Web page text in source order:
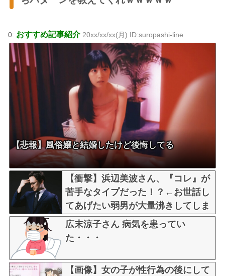
0: おすすめ記事紹介20xx/xx/xx(月) ID:suropashi-line
【悲報】風俗嬢と結婚したけど後悔してる
【衝撃】浜辺美波さん、『コレ』が
苦手なタイプだった！？←お世話し
てあげたい弱男が大量沸きしてしま
うw w w w w w w w w
広末涼子さん 病気を患ってい
た・・・
【画像】女の子が性行為の後にして